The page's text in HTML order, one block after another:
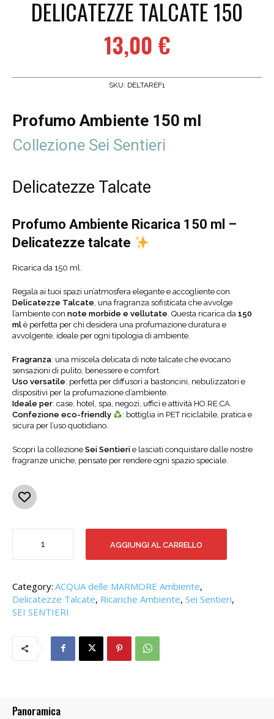
DELICATEZZE TALCATE 150
13,00 €
SKU: DELTAREF1
Profumo Ambiente 150 ml
Collezione Sei Sentieri
Delicatezze Talcate
Profumo Ambiente Ricarica 150 ml –
Delicatezze talcate
Ricarica da 150 ml.
Regala ai tuoi spazi un’atmosfera elegante e accogliente con
Delicatezze Talcate, una fragranza sofisticata che avvolge
l’ambiente con note morbide e vellutate. Questa ricarica da 150
ml è perfetta per chi desidera una profumazione duratura e
avvolgente, ideale per ogni tipologia di ambiente.
Fragranza: una miscela delicata di note talcate che evocano
sensazioni di pulito, benessere e comfort.
Uso versatile: perfetta per diffusori a bastoncini, nebulizzatori e
dispositivi per la profumazione d’ambiente.
Ideale per: case, hotel, spa, negozi, uffici e attività HO.RE.CA.
Confezione eco-friendly
: bottiglia in PET riciclabile, pratica e
sicura per l’uso quotidiano.
Scopri la collezione Sei Sentieri e lasciati conquistare dalle nostre
fragranze uniche, pensate per rendere ogni spazio speciale.
TALCATE
AGGIUNGI AL CARRELLO
Category: ACQUA delle MARMORE Ambiente,
Delicatezze Talcate, Ricariche Ambiente, Sei Sentieri,
SEI SENTIERI
Panoramica